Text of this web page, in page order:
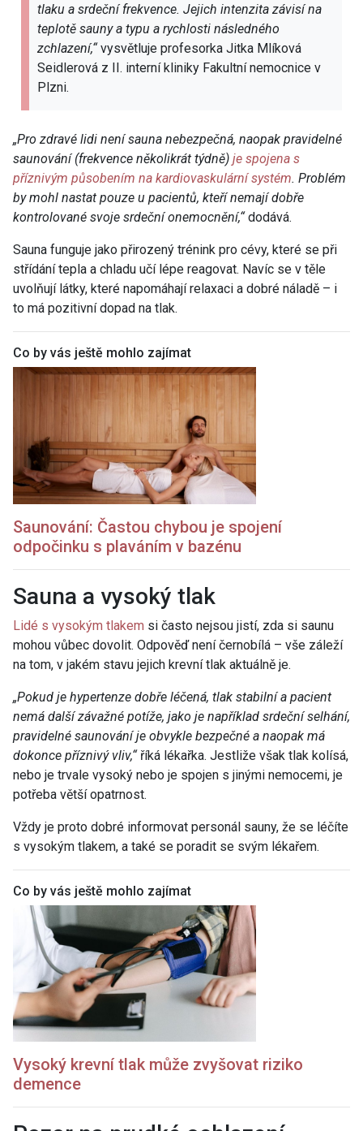
tlaku a srdeční frekvence. Jejich intenzita závisí na
teplotě sauny a typu a rychlosti následného
zchlazení,“vysvětluje profesorka Jitka Mlíková
Seidlerová z II. interní kliniky Fakultní nemocnice v
Plzni.
„Pro zdravé lidi není sauna nebezpečná, naopak pravidelné
saunování (frekvence několikrát týdně) je spojena s
příznivým působením na kardiovaskulární systém. Problém
by mohl nastat pouze u pacientů, kteří nemají dobře
kontrolované svoje srdeční onemocnění,“dodává.
Sauna funguje jako přirozený trénink pro cévy, které se při
střídání tepla a chladu učí lépe reagovat. Navíc se v těle
uvolňují látky, které napomáhají relaxaci a dobré náladě – i
to má pozitivní dopad na tlak.
Co by vás ještě mohlo zajímat
Saunování: Častou chybou je spojení
odpočinku s plaváním v bazénu
Sauna a vysoký tlak
Lidé s vysokým tlakem si často nejsou jistí, zda si saunu
mohou vůbec dovolit. Odpověď není černobílá – vše záleží
na tom, v jakém stavu jejich krevní tlak aktuálně je.
„Pokud je hypertenze dobře léčená, tlak stabilní a pacient
nemá další závažné potíže, jako je například srdeční selhání,
pravidelné saunování je obvykle bezpečné a naopak má
dokonce příznivý vliv,“říká lékařka. Jestliže však tlak kolísá,
nebo je trvale vysoký nebo je spojen s jinými nemocemi, je
potřeba větší opatrnost.
Vždy je proto dobré informovat personál sauny, že se léčíte
s vysokým tlakem, a také se poradit se svým lékařem.
Co by vás ještě mohlo zajímat
Vysoký krevní tlak může zvyšovat riziko
demence